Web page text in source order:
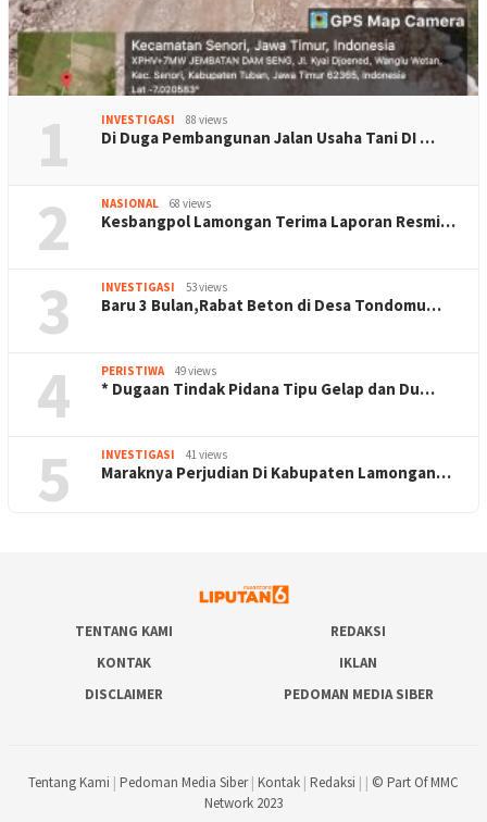
1 INVESTIGASI 88 views
Di Duga Pembangunan Jalan Usaha Tani DI …
2 NASIONAL 68 views
Kesbangpol Lamongan Terima Laporan Resmi…
3 INVESTIGASI 53 views
Baru 3 Bulan,Rabat Beton di Desa Tondomu…
4 PERISTIWA 49 views
* Dugaan Tindak Pidana Tipu Gelap dan Du…
5 INVESTIGASI 41 views
Maraknya Perjudian Di Kabupaten Lamongan…
TENTANG KAMI
REDAKSI
KONTAK
IKLAN
DISCLAIMER
PEDOMAN MEDIA SIBER
Tentang Kami | Pedoman Media Siber| Kontak | Redaksi | | © Part Of MMC
Network 2023